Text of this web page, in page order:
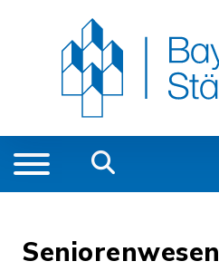
Seniorenwesen